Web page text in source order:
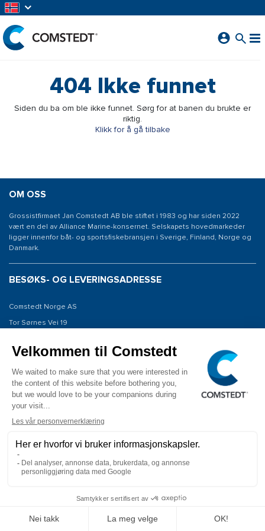
404 Ikke funnet
Siden du ba om ble ikke funnet. Sørg for at banen du brukte er
riktig.
Klikk for å gå tilbake
OM OSS
Grossistfirmaet Jan Comstedt AB ble stiftet i 1983 og har siden 2022
vært en del av Alliance Marine-konsernet. Selskapets hovedmarkeder
ligger innenfor båt- og sportsfiskebransjen i Sverige, Finland, Norge og
Danmark.
BESØKS- OG LEVERINGSADRESSE
Comstedt Norge AS
Tor Sørnes Vei 19
Norway
KONTAKT OSS
COPYRIGHT © 2026 Comstedt Norge AS ALLE RETTIGHETER FORBEHOLDT.